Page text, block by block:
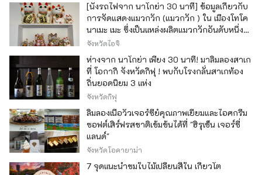
[นั่งรถไฟจาก นาโกย่า 30 นาที] ข้อมูลเกี่ยวกับ
การจัดแสดงแมวกวัก (แมวกวัก ) ใน เมืองโทโค
นาเมะ เมะ ซึ่งเป็นแหล่งผลิตแมวกวักอันดับหนึ่ง
ของญี่ปุ่น
จังหวัดไอจิ
ห่างจาก นาโกย่า เพียง 30 นาที! มาลิ้มลองสาเก
ที่ โอกากิ จังหวัดกิฟุ ! พบกับโรงกลั่นสาเกท้อง
ถิ่นยอดนิยม 3 แห่ง
จังหวัดกิฟุ
ลิ้มลองเนื้อวัวเจอร์ซีย์คุณภาพเยี่ยมและไอศกรีม
ซอฟต์เสิร์ฟรสชาติเข้มข้นได้ที่ "ฮิรุเซ็น เจอร์ซี่
แลนด์"
จังหวัดโอคายาม่า
7 จุดแนะนำชมใบไม้เปลี่ยนสีใน เกียวโต